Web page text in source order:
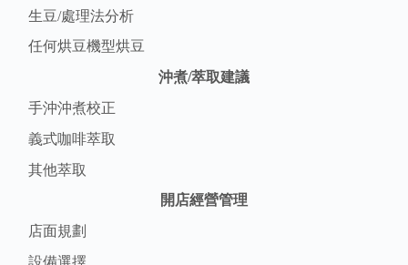
生豆/處理法分析
任何烘豆機型烘豆
沖煮/萃取建議
手沖沖煮校正
義式咖啡萃取
其他萃取
開店經營管理
店面規劃
設備選擇